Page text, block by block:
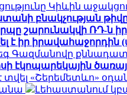
Կիևին
բնակչության թիվը
շարունակվի ՌԴ-ն
է իր իրավահաջորդին
Գազմանովը
էկոպարեկային
է տվել «Շերեմետևո»
Լեհաստանում